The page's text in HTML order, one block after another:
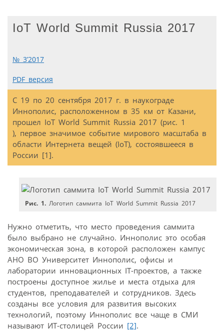
IoT World Summit Russia 2017
№ 3’2017
PDF версия
С 19 по 20 сентября 2017 г. в наукограде
Иннополис, расположенном в 35 км от Казани,
прошел IoT World Summit Russia 2017 (рис. 1
), первое значимое событие мирового масштаба в
области Интернета вещей (IoT), состоявшееся в
России [1].
Рис. 1. Логотип саммита IoT World Summit Russia 2017
Нужно отметить, что место проведения саммита
было выбрано не случайно. Иннополис это особая
экономическая зона, в которой расположен кампус
АНО ВО Университет Иннополис, офисы и
лаборатории инновационных IТ-проектов, а также
построены доступное жилье и места отдыха для
студентов, преподавателей и сотрудников. Здесь
созданы все условия для развития высоких
технологий, поэтому Иннополис все чаще в СМИ
называют ИТ-столицей России [2].